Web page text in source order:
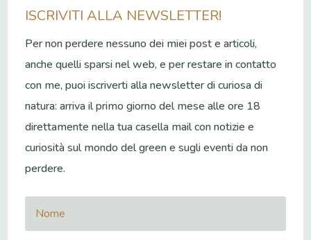
ISCRIVITI ALLA NEWSLETTER!
Per non perdere nessuno dei miei post e articoli,
anche quelli sparsi nel web, e per restare in contatto
con me, puoi iscriverti alla newsletter di curiosa di
natura: arriva il primo giorno del mese alle ore 18
direttamente nella tua casella mail con notizie e
curiosità sul mondo del green e sugli eventi da non
perdere.